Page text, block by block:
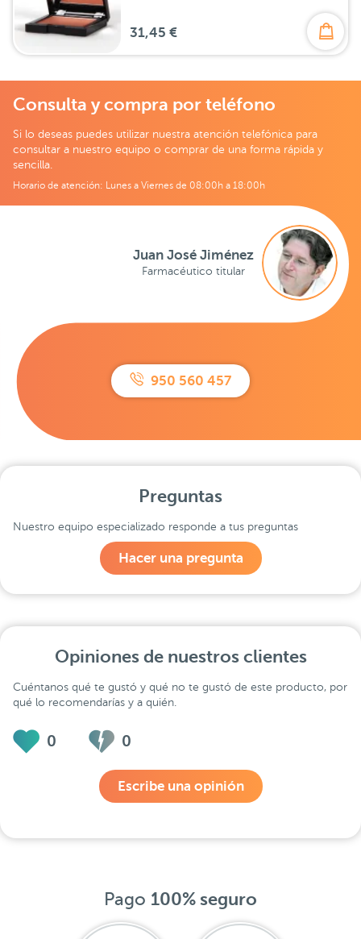
31,45 €
Consulta y compra por teléfono
Si lo deseas puedes utilizar nuestra atención telefónica para
consultar a nuestro equipo o comprar de una forma rápida y
sencilla.
Horario de atención: Lunes a Viernes de 08:00h a 18:00h
950 560 457
Juan José Jiménez
Farmacéutico titular
Preguntas
Nuestro equipo especializado responde a tus preguntas
Hacer una pregunta
Opiniones de nuestros clientes
Cuéntanos qué te gustó y qué no te gustó de este producto, por
qué lo recomendarías y a quién.
0 0
Escribe una opinión
Pago 100% seguro